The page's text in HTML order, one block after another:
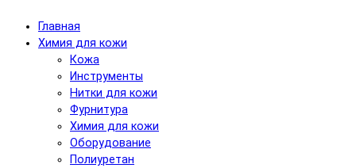
Главная
Химия для кожи
Кожа
Инструменты
Нитки для кожи
Фурнитура
Химия для кожи
Оборудование
Полиуретан